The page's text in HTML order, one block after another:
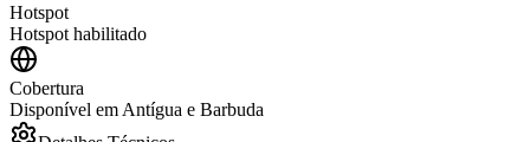
Hotspot
Hotspot habilitado
Cobertura
Disponível em Antígua e Barbuda